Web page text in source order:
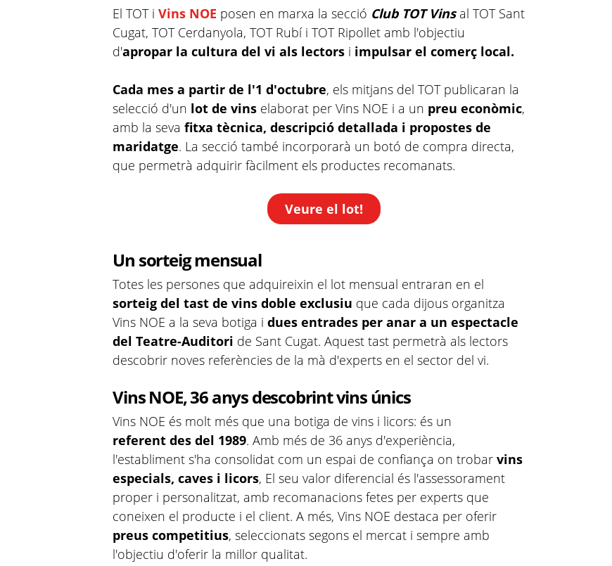
El TOT iVins NOE posen en marxa la secció Club TOT Vinsal TOT Sant
Cugat, TOT Cerdanyola, TOT Rubí i TOT Ripollet amb l'objectiu
d'apropar la cultura del vi als lectors i impulsar el comerç local.
Cada mes a partir de l'1 d'octubre, els mitjans del TOT publicaran la
selecció d'un lot de vins elaborat per Vins NOE i a un preu econòmic,
amb la sevafitxa tècnica, descripció detallada i propostes de
maridatge. La secció també incorporarà un botó de compra directa,
que permetrà adquirir fàcilment els productes recomanats.
Veure el lot!
Un sorteig mensual
Totes les persones que adquireixin el lot mensual entraran en el
sorteig del tast de vins doble exclusiu que cada dijous organitza
Vins NOE a la seva botiga idues entrades per anar a un espectacle
del Teatre-Auditori de Sant Cugat. Aquest tast permetrà als lectors
descobrir noves referències de la mà d'experts en el sector del vi.
Vins NOE, 36 anys descobrint vins únics
Vins NOE és molt més que una botiga de vins i licors: és un
referent des del 1989. Amb més de 36 anys d'experiència,
l'establiment s'ha consolidat com un espai de confiança on trobarvins
especials, caves i licors, El seu valor diferencial és l'assessorament
proper i personalitzat, amb recomanacions fetes per experts que
coneixen el producte i el client. A més, Vins NOE destaca per oferir
preus competitius, seleccionats segons el mercat i sempre amb
l'objectiu d'oferir la millor qualitat.